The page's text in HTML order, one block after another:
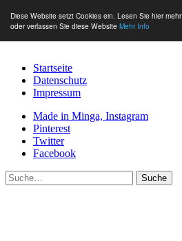
Diese Website setzt Cookies ein. Lesen Sie hier mehr
oder verlassen Sie diese Website Mehr Info
Startseite
Datenschutz
Impressum
Made in Minga, Instagram
Pinterest
Twitter
Facebook
Suche